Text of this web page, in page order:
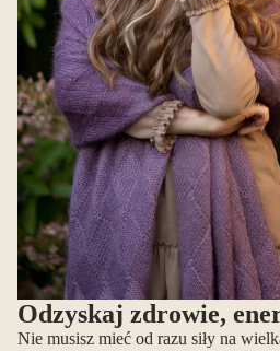
Odzyskaj zdrowie,
Nie musisz mieć od razu siły na